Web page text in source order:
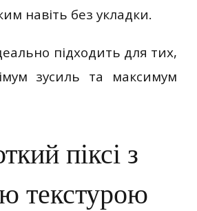
навіть без укладки.
підходить для тих,
зусиль та максимум
піксі з
текстурою